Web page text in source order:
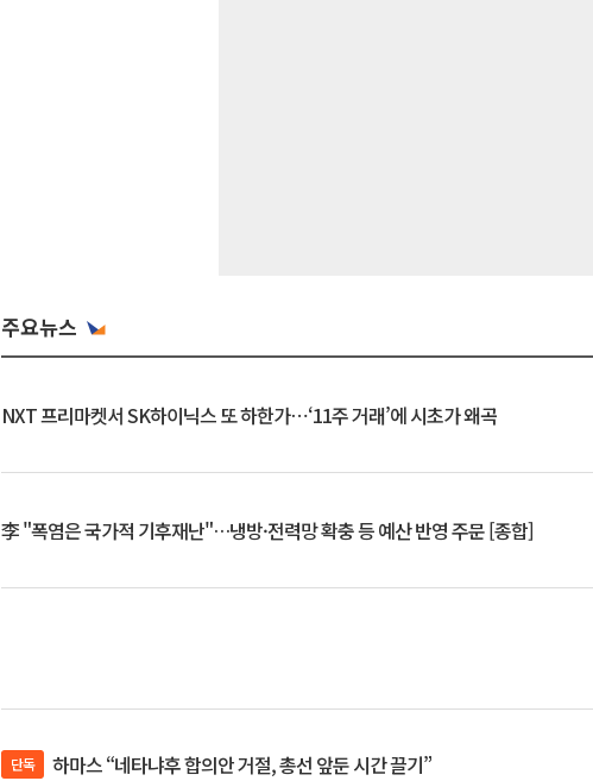
주요뉴스
NXT 프리마켓서 SK하이닉스 또 하한가⋯‘11주 거래’에 시초가 왜곡
李 "폭염은 국가적 기후재난"…냉방·전력망 확충 등 예산 반영 주문 [종합]
단독 하마스 “네타냐후 합의안 거절, 총선 앞둔 시간 끌기”